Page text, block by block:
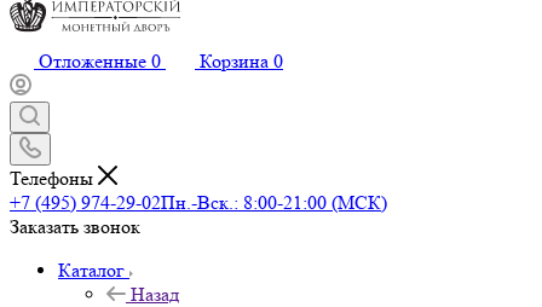
Отложенные 0 Корзина 0
Телефоны
+7 (495) 974-29-02Пн.-Вск.: 8:00-21:00 (МСК)
Заказать звонок
Каталог
Назад